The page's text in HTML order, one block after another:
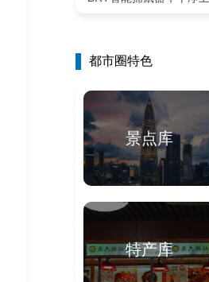
都市圈特色
景点库
特产库